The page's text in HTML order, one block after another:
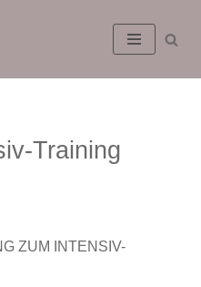
Training
ZUM INTENSIV-